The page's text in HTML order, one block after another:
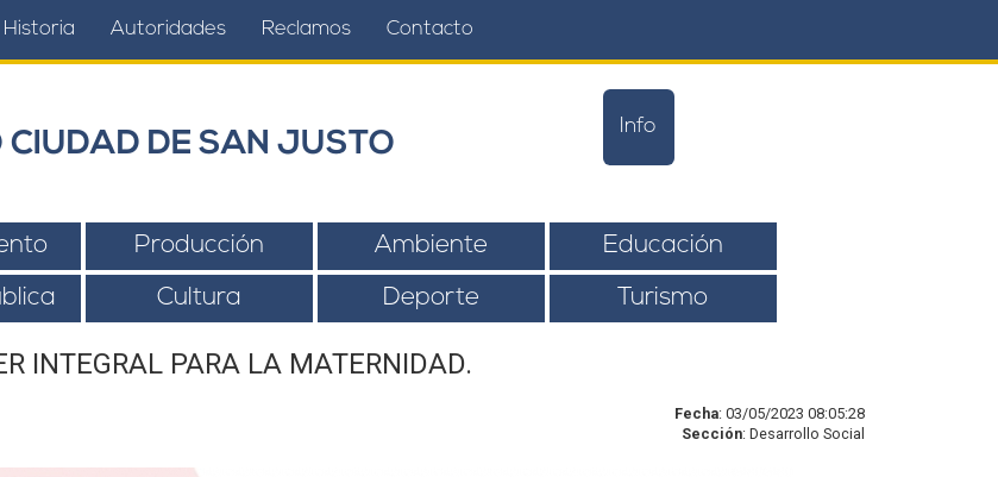
Historia Autoridades Reclamos Contacto
CIUDAD DE SAN JUSTO
Info
Producción Ambiente Educación
Cultura Deporte Turismo
INTEGRAL PARA LA MATERNIDAD.
Fecha: 03/05/2023 08:05:28
Sección: Desarrollo Social